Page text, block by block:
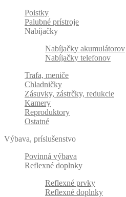
Poistky
Palubné prístroje
Nabíjačky
Nabíjačky akumulátorov
Nabíjačky telefonov
Trafa, meniče
Chladničky
Zásuvky, zástrčky, redukcie
Kamery
Reproduktory
Ostatné
Výbava, príslušenstvo
Povinná výbava
Reflexné doplnky
Reflexné prvky
Reflexné doplnky